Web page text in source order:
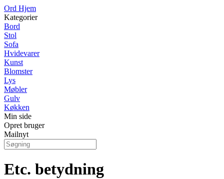
Ord Hjem
Kategorier
Bord
Stol
Sofa
Hvidevarer
Kunst
Blomster
Lys
Møbler
Gulv
Køkken
Min side
Opret bruger
Mailnyt
Etc. betydning